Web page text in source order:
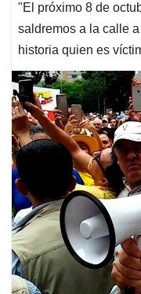
"El próximo 8 de
saldremos a la calle
historia quien es